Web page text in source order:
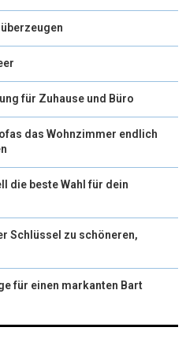
für Zuhause und Büro
das Wohnzimmer endlich
die beste Wahl für dein
Schlüssel zu schöneren,
für einen markanten Bart